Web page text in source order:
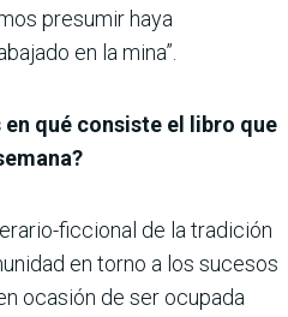
presumir haya
en la mina”.
qué consiste el libro que
ficcional de la tradición
en torno a los sucesos
ocasión de ser ocupada